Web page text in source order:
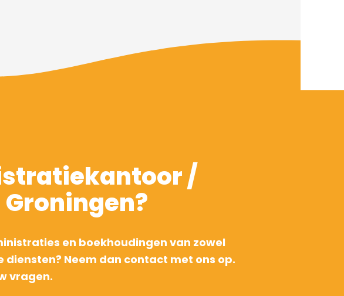
/
en boekhoudingen van zowel
Neem dan contact met ons op.
vragen.